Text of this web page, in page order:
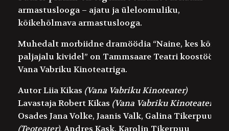
armastuslooga – ajatu ja üleloomuliku,
kõikehõlmava armastuslooga.
Muhedalt morbiidne dramöödia “Naine, kes kõndis
paljajalu kividel” on Tammsaare Teatri koostöö
Vana Vabriku Kinoteatriga.
AutorLiia Kikas (Vana Vabriku Kinoteater)
LavastajaRobert Kikas (Vana Vabriku Kinoteater)
Osades Jana Volke, Jaanis Valk, Galina Tikerpuu
(Teoteater),Andres Kask, Karolin Tikerpuu